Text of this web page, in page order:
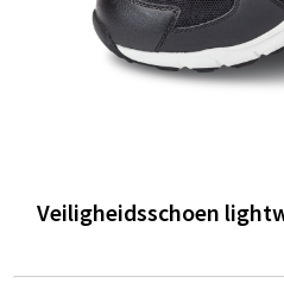
Veiligheidsschoen